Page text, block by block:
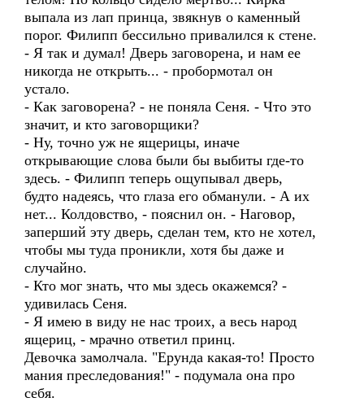
выпала из лап принца, звякнув о каменный
порог. Филипп бессильно привалился к стене.
- Я так и думал! Дверь заговорена, и нам ее
никогда не открыть... - пробормотал он
устало.
- Как заговорена? - не поняла Сеня. - Что это
значит, и кто заговорщики?
- Ну, точно уж не ящерицы, иначе
открывающие слова были бы выбиты где-то
здесь. - Филипп теперь ощупывал дверь,
будто надеясь, что глаза его обманули. - А их
нет... Колдовство, - пояснил он. - Наговор,
заперший эту дверь, сделан тем, кто не хотел,
чтобы мы туда проникли, хотя бы даже и
случайно.
- Кто мог знать, что мы здесь окажемся? -
удивилась Сеня.
- Я имею в виду не нас троих, а весь народ
ящериц, - мрачно ответил принц.
Девочка замолчала. "Ерунда какая-то! Просто
мания преследования!" - подумала она про
себя.